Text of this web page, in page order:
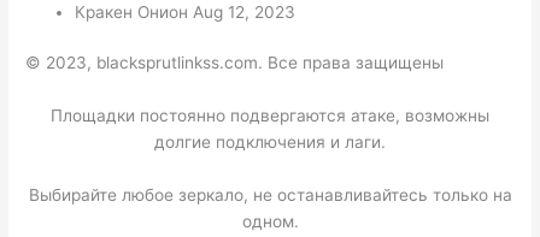
Кракен Онион Aug 12, 2023
© 2023, blacksprutlinkss.com. Все права защищены
Площадки постоянно подвергаются атаке, возможны
долгие подключения и лаги.
Выбирайте любое зеркало, не останавливайтесь только на
одном.